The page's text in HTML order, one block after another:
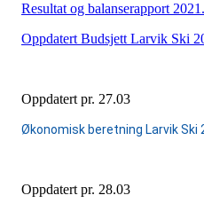
Resultat og balanserapport
Oppdatert Budsjett Larvik Ski
Oppdatert pr. 27.03
Økonomisk beretning Larvik Ski
Oppdatert pr. 28.03